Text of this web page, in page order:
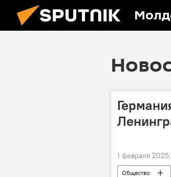
1 февраля
Общество